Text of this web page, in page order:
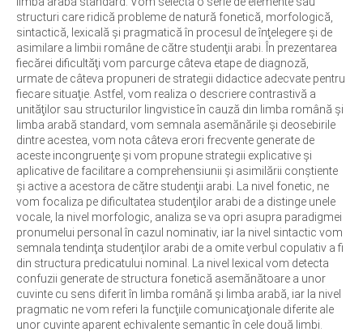
structuri care ridică probleme de natură fonetică, morfologică,
sintactică, lexicală şi pragmatică în procesul de înţelegere şi de
asimilare a limbii române de către studenţii arabi. În prezentarea
fiecărei dificultăţi vom parcurge câteva etape de diagnoză,
urmate de câteva propuneri de strategii didactice adecvate pentru
fiecare situaţie. Astfel, vom realiza o descriere contrastivă a
unităţilor sau structurilor lingvistice în cauză din limba română şi
limba arabă standard, vom semnala asemănările şi deosebirile
dintre acestea, vom nota câteva erori frecvente generate de
aceste incongruenţe şi vom propune strategii explicative şi
aplicative de facilitare a comprehensiunii şi asimilării conştiente
şi active a acestora de către studenţii arabi. La nivel fonetic, ne
vom focaliza pe dificultatea studenţilor arabi de a distinge unele
vocale, la nivel morfologic, analiza se va opri asupra paradigmei
pronumelui personal în cazul nominativ, iar la nivel sintactic vom
semnala tendinţa studenţilor arabi de a omite verbul copulativ a fi
din structura predicatului nominal. La nivel lexical vom detecta
confuzii generate de structura fonetică asemănătoare a unor
cuvinte cu sens diferit în limba română şi limba arabă, iar la nivel
pragmatic ne vom referi la funcţiile comunicaţionale diferite ale
unor cuvinte aparent echivalente semantic în cele două limbi.